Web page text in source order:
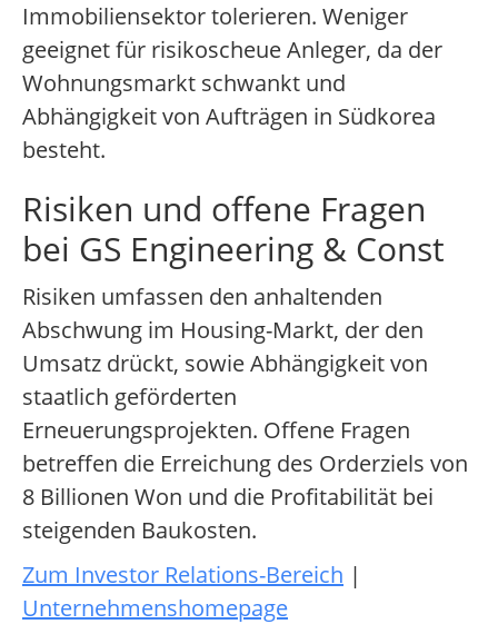
Immobiliensektor tolerieren. Weniger
geeignet für risikoscheue Anleger, da der
Wohnungsmarkt schwankt und
Abhängigkeit von Aufträgen in Südkorea
besteht.
Risiken und offene Fragen
bei GS Engineering & Const
Risiken umfassen den anhaltenden
Abschwung im Housing-Markt, der den
Umsatz drückt, sowie Abhängigkeit von
staatlich geförderten
Erneuerungsprojekten. Offene Fragen
betreffen die Erreichung des Orderziels von
8 Billionen Won und die Profitabilität bei
steigenden Baukosten.
Zum Investor Relations-Bereich |
Unternehmenshomepage